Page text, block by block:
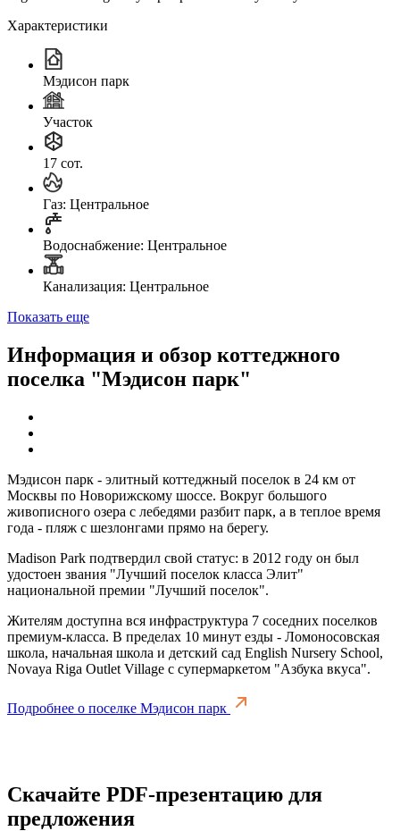
Характеристики
Мэдисон парк
Участок
17 сот.
Газ: Центральное
Водоснабжение: Центральное
Канализация: Центральное
Показать еще
Информация и обзор коттеджного
поселка "Мэдисон парк"
Мэдисон парк - элитный коттеджный поселок в 24 км от
Москвы по Новорижскому шоссе. Вокруг большого
живописного озера с лебедями разбит парк, а в теплое время
года - пляж с шезлонгами прямо на берегу.
Madison Park подтвердил свой статус: в 2012 году он был
удостоен звания "Лучший поселок класса Элит"
национальной премии "Лучший поселок".
Жителям доступна вся инфраструктура 7 соседних поселков
премиум-класса. В пределах 10 минут езды - Ломоносовская
школа, начальная школа и детский сад English Nursery School,
Novaya Riga Outlet Village с супермаркетом "Азбука вкуса".
Подробнее о поселке Мэдисон парк
Скачайте PDF-презентацию для
предложения